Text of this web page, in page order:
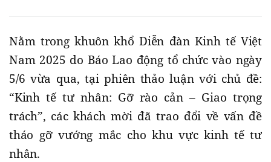
Nằm trong khuôn khổ Diễn đàn Kinh tế Việt
Nam 2025 do Báo Lao động tổ chức vào ngày
5/6 vừa qua, tại phiên thảo luận với chủ đề:
“Kinh tế tư nhân: Gỡ rào cản – Giao trọng
trách”, các khách mời đã trao đổi về vấn đề
tháo gỡ vướng mắc cho khu vực kinh tế tư
nhân.